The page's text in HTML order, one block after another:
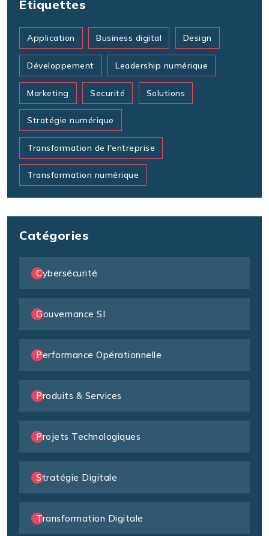
Étiquettes
Application Business digital Design
Développement Leadership numérique
Marketing Securité Solutions
Stratégie numérique
Transformation de l'entreprise
Transformation numérique
Catégories
Cybersécurité
Gouvernance SI
Performance Opérationnelle
Produits & Services
Projets Technologiques
Stratégie Digitale
Transformation Digitale